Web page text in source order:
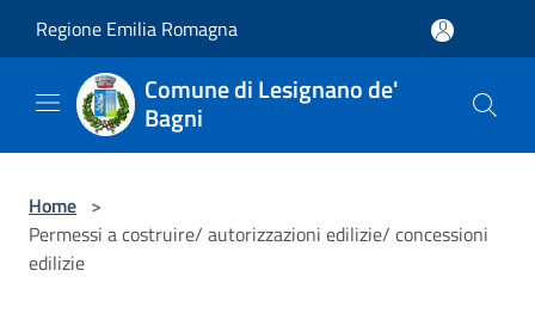
Regione Emilia Romagna
Comune di Lesignano de'
Bagni
Home >
Permessi a costruire/ autorizzazioni edilizie/ concessioni
edilizie